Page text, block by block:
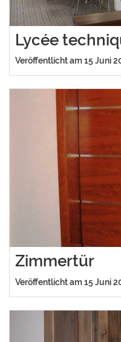
Lycée
Veröffentlicht am 15 Juni
Zimmertür
Veröffentlicht am 15 Juni